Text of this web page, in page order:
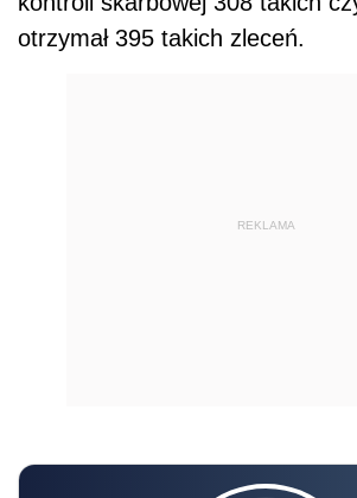
otrzymał 395 takich zleceń.
REKLAMA